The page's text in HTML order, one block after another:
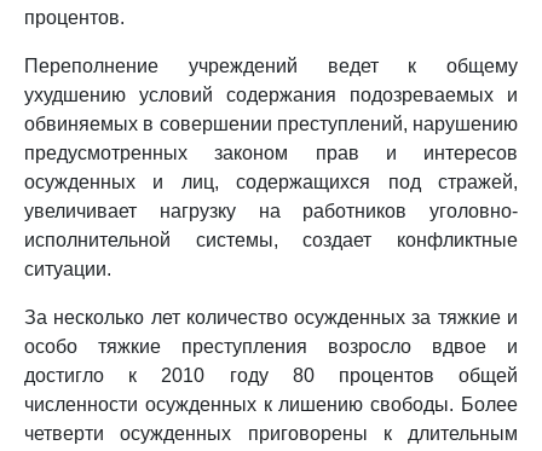
процентов.
Переполнение учреждений ведет к общему
ухудшению условий содержания подозреваемых и
обвиняемых в совершении преступлений, нарушению
предусмотренных законом прав и интересов
осужденных и лиц, содержащихся под стражей,
увеличивает нагрузку на работников уголовно-
исполнительной системы, создает конфликтные
ситуации.
За несколько лет количество осужденных за тяжкие и
особо тяжкие преступления возросло вдвое и
достигло к 2010 году 80 процентов общей
численности осужденных к лишению свободы. Более
четверти осужденных приговорены к длительным